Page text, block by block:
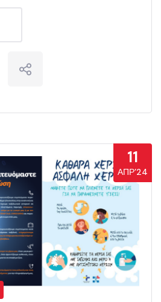
11
ΑΠΡ’24